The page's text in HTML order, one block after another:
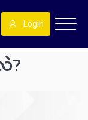
Login
?